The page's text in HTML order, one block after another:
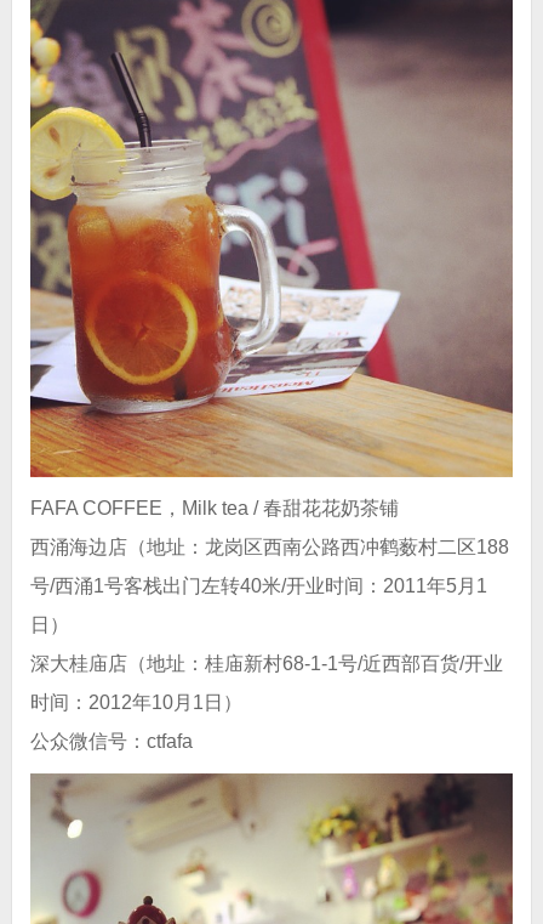
FAFA COFFEE，Milk tea / 春甜花花奶茶铺
西涌海边店（地址：龙岗区西南公路西冲鹤薮村二区188
号/西涌1号客栈出门左转40米/开业时间：2011年5月1
日）
深大桂庙店（地址：桂庙新村68-1-1号/近西部百货/开业
时间：2012年10月1日）
公众微信号：ctfafa